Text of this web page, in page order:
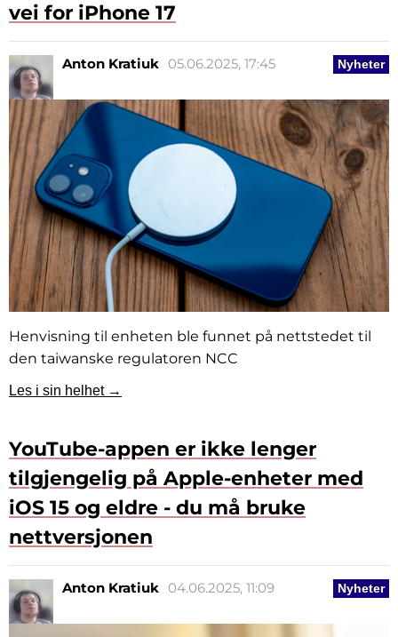
vei for iPhone 17
Nyheter
Anton Kratiuk 05.06.2025, 17:45
Henvisning til enheten ble funnet på nettstedet til
den taiwanske regulatoren NCC
Les i sin helhet →
YouTube-appen er ikke lenger
tilgjengelig på Apple-enheter med
iOS 15 og eldre - du må bruke
nettversjonen
Nyheter
Anton Kratiuk 04.06.2025, 11:09